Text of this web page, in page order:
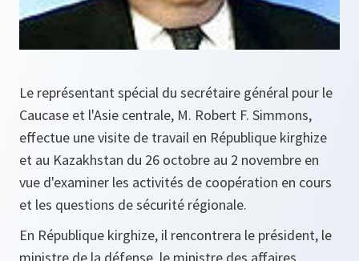
Le représentant spécial du secrétaire général pour le
Caucase et l'Asie centrale, M. Robert F. Simmons,
effectue une visite de travail en République kirghize
et au Kazakhstan du 26 octobre au 2 novembre en
vue d'examiner les activités de coopération en cours
et les questions de sécurité régionale.
En République kirghize, il rencontrera le président, le